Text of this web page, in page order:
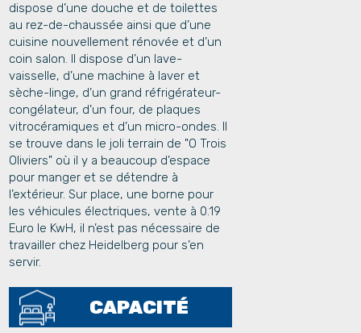
dispose d’une douche et de toilettes
au rez-de-chaussée ainsi que d’une
cuisine nouvellement rénovée et d’un
coin salon. Il dispose d’un lave-
vaisselle, d’une machine à laver et
sèche-linge, d’un grand réfrigérateur-
congélateur, d’un four, de plaques
vitrocéramiques et d’un micro-ondes. Il
se trouve dans le joli terrain de "O Trois
Oliviers" où il y a beaucoup d’espace
pour manger et se détendre à
l’extérieur. Sur place, une borne pour
les véhicules électriques, vente à 0.19
Euro le KwH, il n’est pas nécessaire de
travailler chez Heidelberg pour s’en
servir.
CAPACITÉ